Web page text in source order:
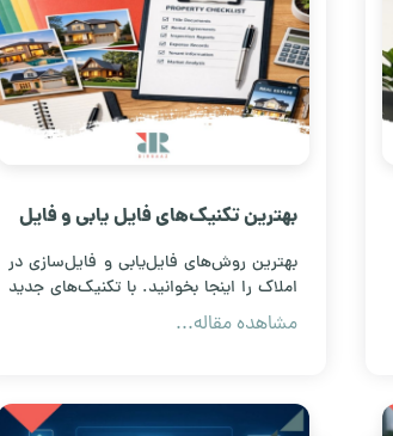
بهترین تکنیک‌های فایل یابی و فایل
بهترین روش‌های فایل‌یابی و فایل‌سازی در
املاک را اینجا بخوانید. با تکنیک‌های جدید
جذب ملک، از رقبا جلو بزنید و همیشه
مشاهده مقاله...